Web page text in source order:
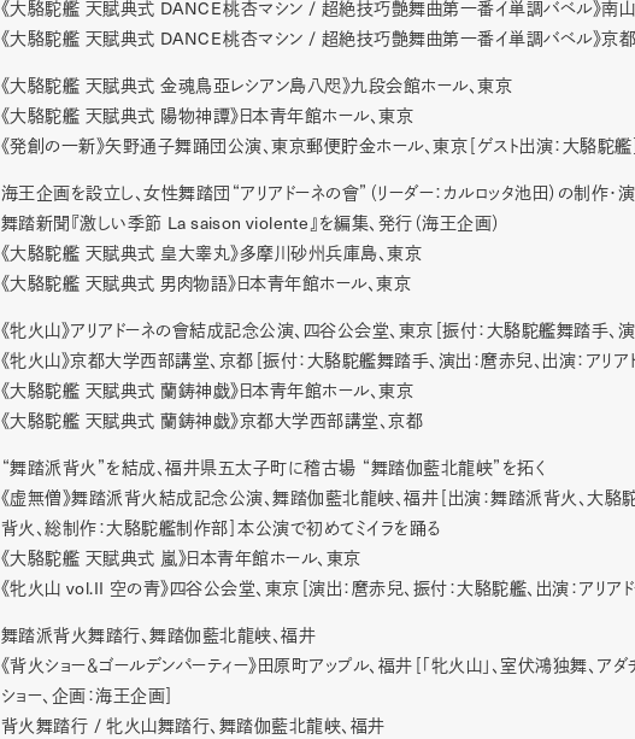
《大駱駝艦 天賦典式 DANCE桃杏マシン / 超絶技巧艶舞曲第一番イ単調バベル》南
《大駱駝艦 天賦典式 DANCE桃杏マシン / 超絶技巧艶舞曲第一番イ単調バベル》京
《大駱駝艦 天賦典式 金魂鳥亞レシアン島八咫》九段会館ホール、東京
《大駱駝艦 天賦典式 陽物神譚》日本青年館ホール、東京
《発創の一新》矢野通子舞踊団公演、東京郵便貯金ホール、東京［ゲスト出演：大駱駝艦
海王企画を設立し、女性舞踏団“アリアドーネの會”（リーダー：カルロッタ池田）の制作・
舞踏新聞『激しい季節 La saison violente』を編集、発行（海王企画）
《大駱駝艦 天賦典式 皇大睾丸》多摩川砂州兵庫島、東京
《大駱駝艦 天賦典式 男肉物語》日本青年館ホール、東京
《牝火山》アリアドーネの會結成記念公演、四谷公会堂、東京［振付：大駱駝艦舞踏手、
《牝火山》京都大学西部講堂、京都［振付：大駱駝艦舞踏手、演出：麿赤兒、出演：アリア
《大駱駝艦 天賦典式 蘭鋳神戯》日本青年館ホール、東京
《大駱駝艦 天賦典式 蘭鋳神戯》京都大学西部講堂、京都
“舞踏派背火”を結成、福井県五太子町に稽古場 “舞踏伽藍北龍峡”を拓く
《虚無僧》舞踏派背火結成記念公演、舞踏伽藍北龍峡、福井［出演：舞踏派背火、大駱
背火、総制作：大駱駝艦制作部］本公演で初めてミイラを踊る
《大駱駝艦 天賦典式 嵐》日本青年館ホール、東京
《牝火山vol.II 空の青》四谷公会堂、東京［演出：麿赤兒、振付：大駱駝艦、出演：アリア
舞踏派背火舞踏行、舞踏伽藍北龍峡、福井
《背火ショー＆ゴールデンパーティー》田原町アップル、福井［「牝火山」、室伏鴻独舞、アダ
ショー、企画：海王企画］
背火舞踏行 / 牝火山舞踏行、舞踏伽藍北龍峡、福井